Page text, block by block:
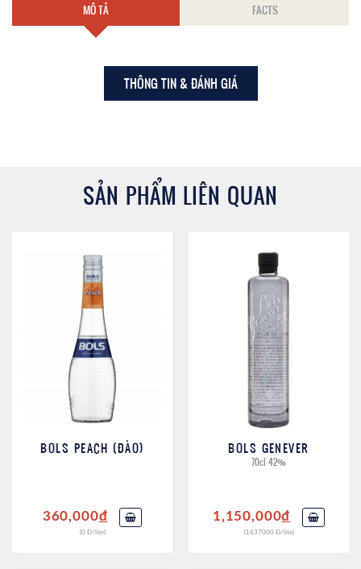
MÔ TẢ FACTS
THÔNG TIN & ĐÁNH GIÁ
SẢN PHẨM LIÊN QUAN
BOLS PEACH (ĐÀO)
360,000đ
(0 Đ/lite)
BOLS GENEVER
70cl 42%
1,150,000đ
(1637000 Đ/lite)